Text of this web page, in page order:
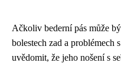
Ačkoliv bederní pás může
bolestech zad a problémech
uvědomit, že jeho nošení s